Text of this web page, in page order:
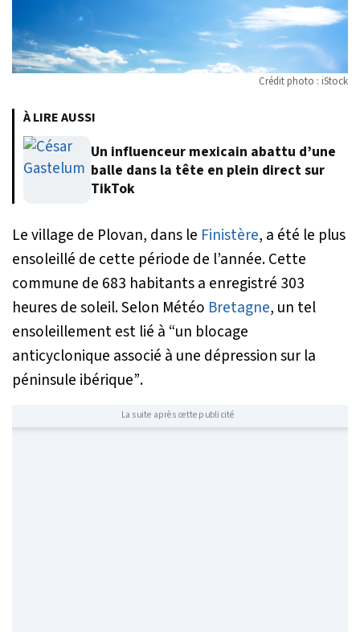
Crédit photo : iStock
À LIRE AUSSI
Un influenceur mexicain abattu d’une
balle dans la tête en plein direct sur
TikTok
Le village de Plovan, dans le Finistère, a été le plus
ensoleillé de cette période de l’année. Cette
commune de 683 habitants a enregistré 303
heures de soleil. Selon Météo Bretagne, un tel
ensoleillement est lié à “un blocage
anticyclonique associé à une dépression sur la
péninsule ibérique”.
La suite après cette publicité